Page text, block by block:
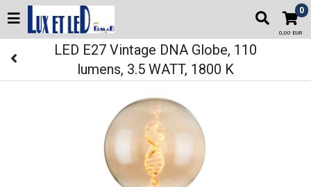
0
0,00 EUR
LED E27 Vintage DNA Globe, 110
lumens, 3.5 WATT, 1800 K